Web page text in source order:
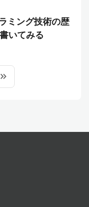
ミング技術の歴
いてみる
keyboard_double_arrow_right